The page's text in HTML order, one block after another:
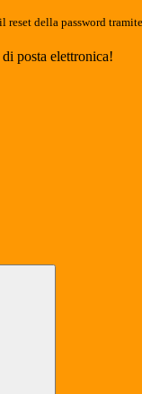
reset della password
posta elettronica!